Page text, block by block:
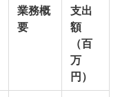
業務概
要
支出
額
（百
万
円）